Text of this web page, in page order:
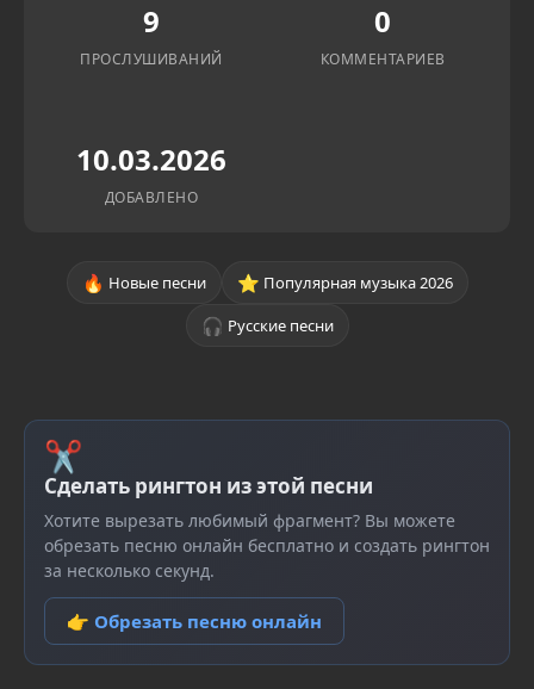
9
ПРОСЛУШИВАНИЙ
0
КОММЕНТАРИЕВ
10.03.2026
ДОБАВЛЕНО
🔥 Новые песни ⭐ Популярная музыка 2026
🎧 Русские песни
✂
Сделать рингтон из этой песни
Хотите вырезать любимый фрагмент? Вы можете
обрезать песню онлайн бесплатно и создать рингтон
за несколько секунд.
👉 Обрезать песню онлайн